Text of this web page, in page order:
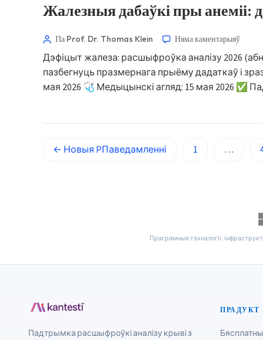
Жалезныя дабаўкі пры анеміі:
Па Prof. Dr. Thomas Klein Няма каментарыяў
Дэфіцыт жалеза: расшыфроўка аналізу 2026
пазбегнуць празмернага прыёму дадаткаў і
мая 2026 🩺 Медыцынскі агляд: 15 мая 2026 ✅
← Новыя PПаведамленні 1 …
Праграмныя тэхналогіі,
Падтрымка расшыфроўкі аналізу крыві з
ПРАДУКТ
Бясплатны
日本語
Русский
Lietuvių kalba
Polski
한국어
Slovenščina